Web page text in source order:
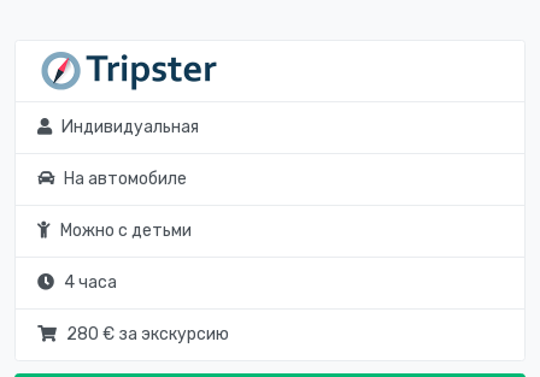
Индивидуальная
На автомобиле
Можно с детьми
4 часа
280 € за экскурсию